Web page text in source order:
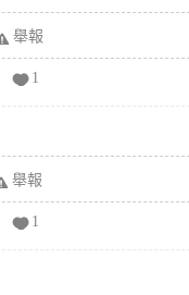
舉報
1
舉報
1